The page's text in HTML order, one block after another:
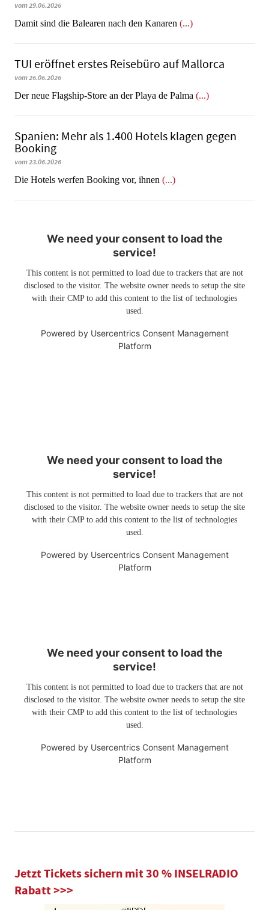
vom 29.06.2026
​​​​​​​Damit sind die Balearen nach den Kanaren (...)
TUI eröffnet erstes Reisebüro auf Mallorca
vom 26.06.2026
Der neue Flagship-Store an der Playa de Palma (...)
Spanien: Mehr als 1.400 Hotels klagen gegen
Booking
vom 23.06.2026
​​​​​​​Die Hotels werfen Booking vor, ihnen (...)
We need your consent to load the
service!
This content is not permitted to load due to trackers that are not
disclosed to the visitor. The website owner needs to setup the site
with their CMP to add this content to the list of technologies
used.
Powered by Usercentrics Consent Management
Platform
We need your consent to load the
service!
This content is not permitted to load due to trackers that are not
disclosed to the visitor. The website owner needs to setup the site
with their CMP to add this content to the list of technologies
used.
Powered by Usercentrics Consent Management
Platform
We need your consent to load the
service!
This content is not permitted to load due to trackers that are not
disclosed to the visitor. The website owner needs to setup the site
with their CMP to add this content to the list of technologies
used.
Powered by Usercentrics Consent Management
Platform
Jetzt Tickets sichern mit 30 % INSELRADIO
Rabatt >>>